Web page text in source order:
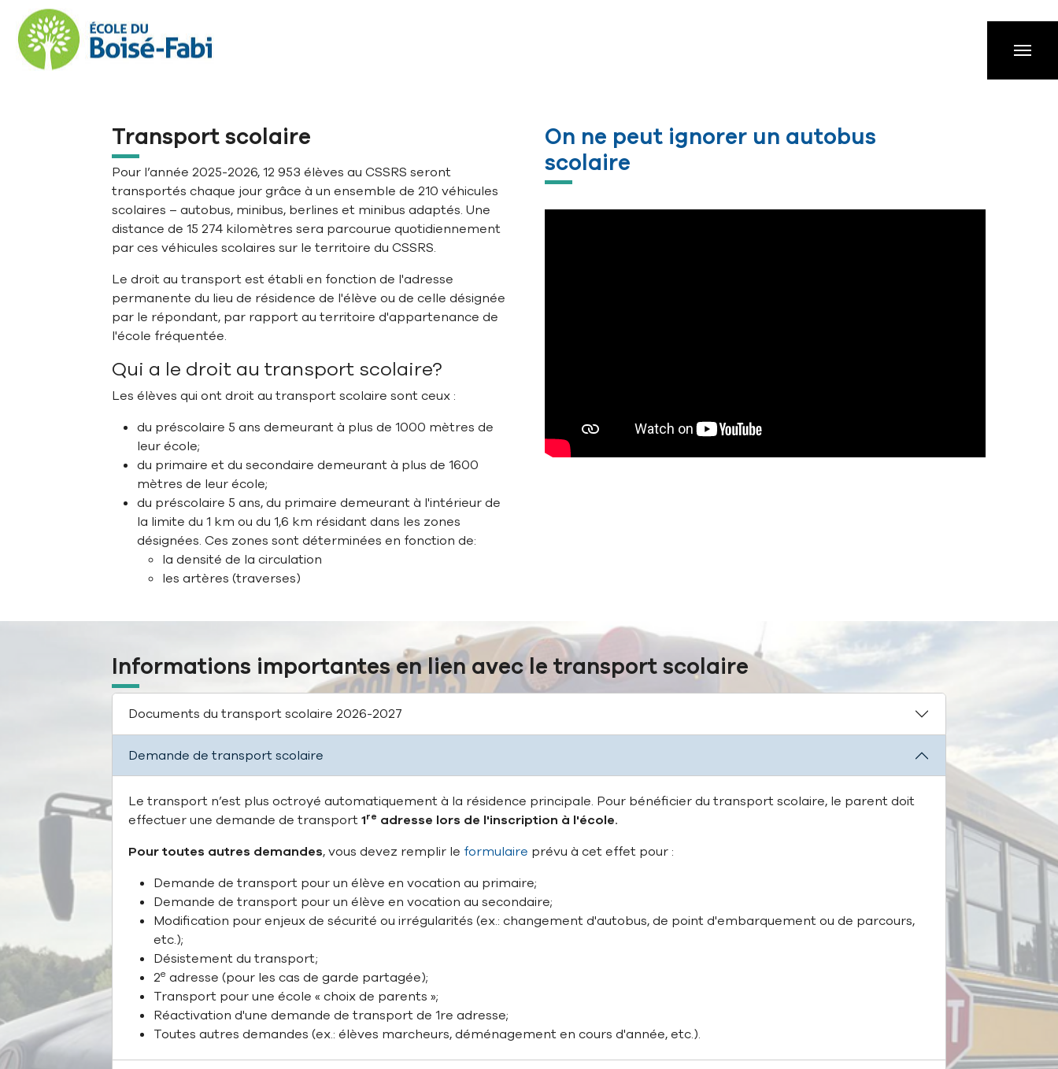
Aller à la navigation principale
Aller au contenu principal
Passer au pied de page
Transport scolaire
Pour l’année 2025-2026, 12 953 élèves au CSSRS seront
transportés chaque jour grâce à un ensemble de 210 véhicules
scolaires – autobus, minibus, berlines et minibus adaptés. Une
distance de 15 274 kilomètres sera parcourue quotidiennement
par ces véhicules scolaires sur le territoire du CSSRS.
Le droit au transport est établi en fonction de l'adresse
permanente du lieu de résidence de l'élève ou de celle désignée
par le répondant, par rapport au territoire d'appartenance de
l'école fréquentée.
Qui a le droit au transport scolaire?
Les élèves qui ont droit au transport scolaire sont ceux :
du préscolaire 5 ans demeurant à plus de 1000 mètres de
leur école;
du primaire et du secondaire demeurant à plus de 1600
mètres de leur école;
du préscolaire 5 ans, du primaire demeurant à l'intérieur de
la limite du 1 km ou du 1,6 km résidant dans les zones
désignées. Ces zones sont déterminées en fonction de:
la densité de la circulation
les artères (traverses)
On ne peut ignorer un autobus
scolaire
Informations importantes en lien avec le transport scolaire
Documents du transport scolaire 2026-2027
Demande de transport scolaire
Le transport n’est plus octroyé automatiquement à la résidence principale. Pour bénéficier du transport scolaire, le parent doit
effectuer une demande de transport1re adresse lors de l'inscription à l'école.
Pour toutes autres demandes, vous devez remplir le formulaire prévu à cet effet pour :
Demande de transport pour un élève en vocation au primaire;
Demande de transport pour un élève en vocation au secondaire;
Modification pour enjeux de sécurité ou irrégularités (ex.: changement d'autobus, de point d'embarquement ou de parcours,
etc.);
Désistement du transport;
2e adresse (pour les cas de garde partagée);
Transport pour une école « choix de parents »;
Réactivation d'une demande de transport de 1re adresse;
Toutes autres demandes (ex.: élèves marcheurs, déménagement en cours d'année, etc.).